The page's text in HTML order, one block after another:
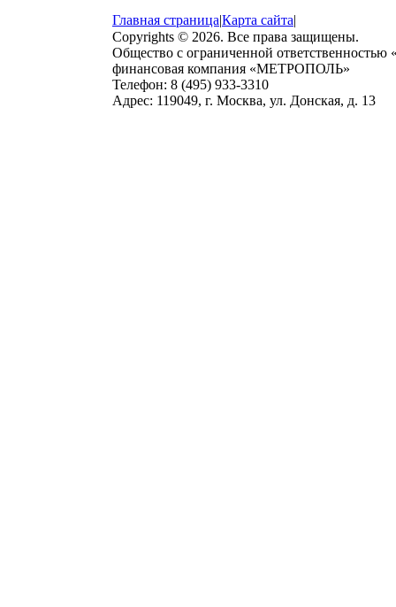
Главная страница|Карта сайта|
Copyrights © 2026. Все права защищены.
Общество с ограниченной ответственностью
финансовая компания «МЕТРОПОЛЬ»
Телефон: 8 (495) 933-3310
Адрес: 119049, г. Москва, ул. Донская, д. 13